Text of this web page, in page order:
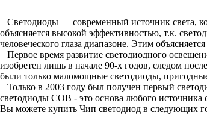
Светодиоды — современный источник света,
объясняется высокой эффективностью, т.к.
человеческого глаза диапазоне. Этим
Первое время развитие светодиодного
изобретен лишь в начале 90-х годов, следом
были только маломощные светодиоды,
Только в 2003 году был получен первый
светодиоды COB - это основа любого
Вы можете купить Чип светодиод в следующих